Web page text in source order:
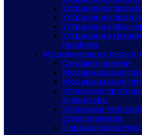
Устранение
Устранение
Устранение
Устранение
профиле
Модернизация окон и
Сэндвич-панели
Модернизация
Модернизация
Установка
фурнитуры
Установка
стеклопакетов
Переделка из